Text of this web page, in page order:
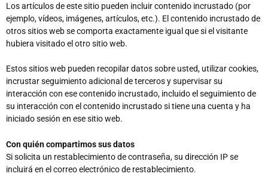
Los artículos de este sitio pueden incluir contenido incrustado (por
ejemplo, vídeos, imágenes, artículos, etc.). El contenido incrustado de
otros sitios web se comporta exactamente igual que si el visitante
hubiera visitado el otro sitio web.
Estos sitios web pueden recopilar datos sobre usted, utilizar cookies,
incrustar seguimiento adicional de terceros y supervisar su
interacción con ese contenido incrustado, incluido el seguimiento de
su interacción con el contenido incrustado si tiene una cuenta y ha
iniciado sesión en ese sitio web.
Con quién compartimos sus datos
Si solicita un restablecimiento de contraseña, su dirección IP se
incluirá en el correo electrónico de restablecimiento.